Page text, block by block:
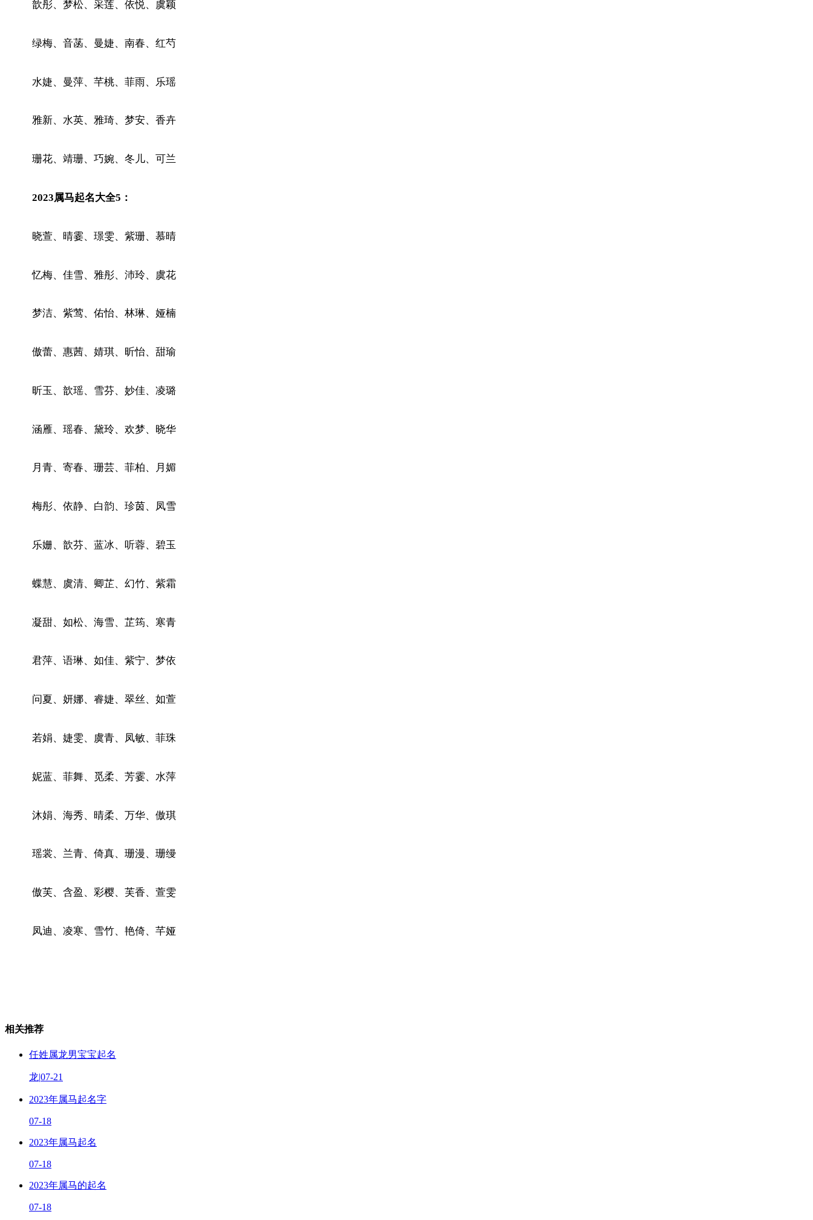
歆彤、梦松、采莲、依悦、虞颖
绿梅、音菡、曼婕、南春、红芍
水婕、曼萍、芊桃、菲雨、乐瑶
雅新、水英、雅琦、梦安、香卉
珊花、靖珊、巧婉、冬儿、可兰
2023属马起名大全5：
晓萱、晴霎、璟雯、紫珊、慕晴
忆梅、佳雪、雅彤、沛玲、虞花
梦洁、紫莺、佑怡、林琳、娅楠
傲蕾、惠茜、婧琪、昕怡、甜瑜
昕玉、歆瑶、雪芬、妙佳、凌璐
涵雁、瑶春、黛玲、欢梦、晓华
月青、寄春、珊芸、菲柏、月媚
梅彤、依静、白韵、珍茵、凤雪
乐姗、歆芬、蓝冰、听蓉、碧玉
蝶慧、虞清、卿芷、幻竹、紫霜
凝甜、如松、海雪、芷筠、寒青
君萍、语琳、如佳、紫宁、梦依
问夏、妍娜、睿婕、翠丝、如萱
若娟、婕雯、虞青、凤敏、菲珠
妮蓝、菲舞、觅柔、芳霎、水萍
沐娟、海秀、晴柔、万华、傲琪
瑶裳、兰青、倚真、珊漫、珊缦
傲芙、含盈、彩樱、芙香、萱雯
凤迪、凌寒、雪竹、艳倚、芊娅
相关推荐
任姓属龙男宝宝起名
龙|07-21
2023年属马起名字
07-18
2023年属马起名
07-18
2023年属马的起名
07-18